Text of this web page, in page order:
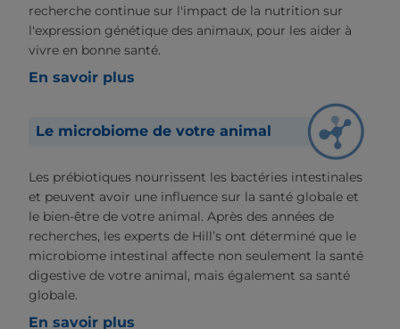
recherche continue sur l'impact de la nutrition sur
l'expression génétique des animaux, pour les aider à
vivre en bonne santé.
En savoir plus
Le microbiome de votre animal
Les prébiotiques nourrissent les bactéries intestinales
et peuvent avoir une influence sur la santé globale et
le bien-être de votre animal. Après des années de
recherches, les experts de Hill’s ont déterminé que le
microbiome intestinal affecte non seulement la santé
digestive de votre animal, mais également sa santé
globale.
En savoir plus